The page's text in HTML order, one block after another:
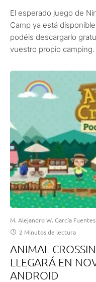
El esperado juego de
Camp ya está
podéis descargarlo
vuestro propio camping.
M. Alejandro W. García
2 Minutos de lectura
ANIMAL
LLEGARÁ EN
ANDROID